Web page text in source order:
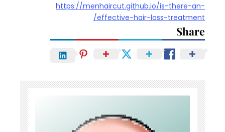
https://menhaircut.github.io/is-there-an-
effective-hair-loss-treatment/
Share